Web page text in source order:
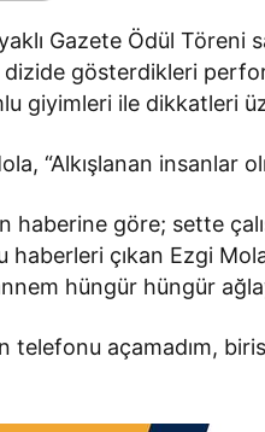
Gazete Ödül
dizide gösterdikleri
giyimleri ile dikkatleri
“Alkışlanan insanlar
haberine göre; sette
haberleri çıkan Ezgi
hüngür hüngür
açamadım,